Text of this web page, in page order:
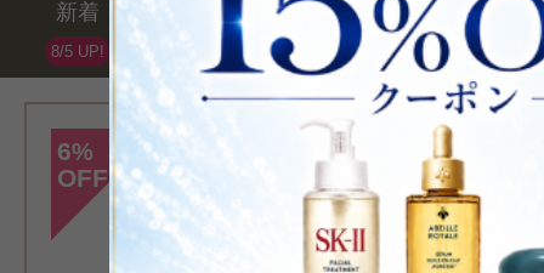
新着
8/5 UP!
セール ランキング ブ
6%
OFF
再入荷
[アッカカッパ]
>ホワイトモス
500ml